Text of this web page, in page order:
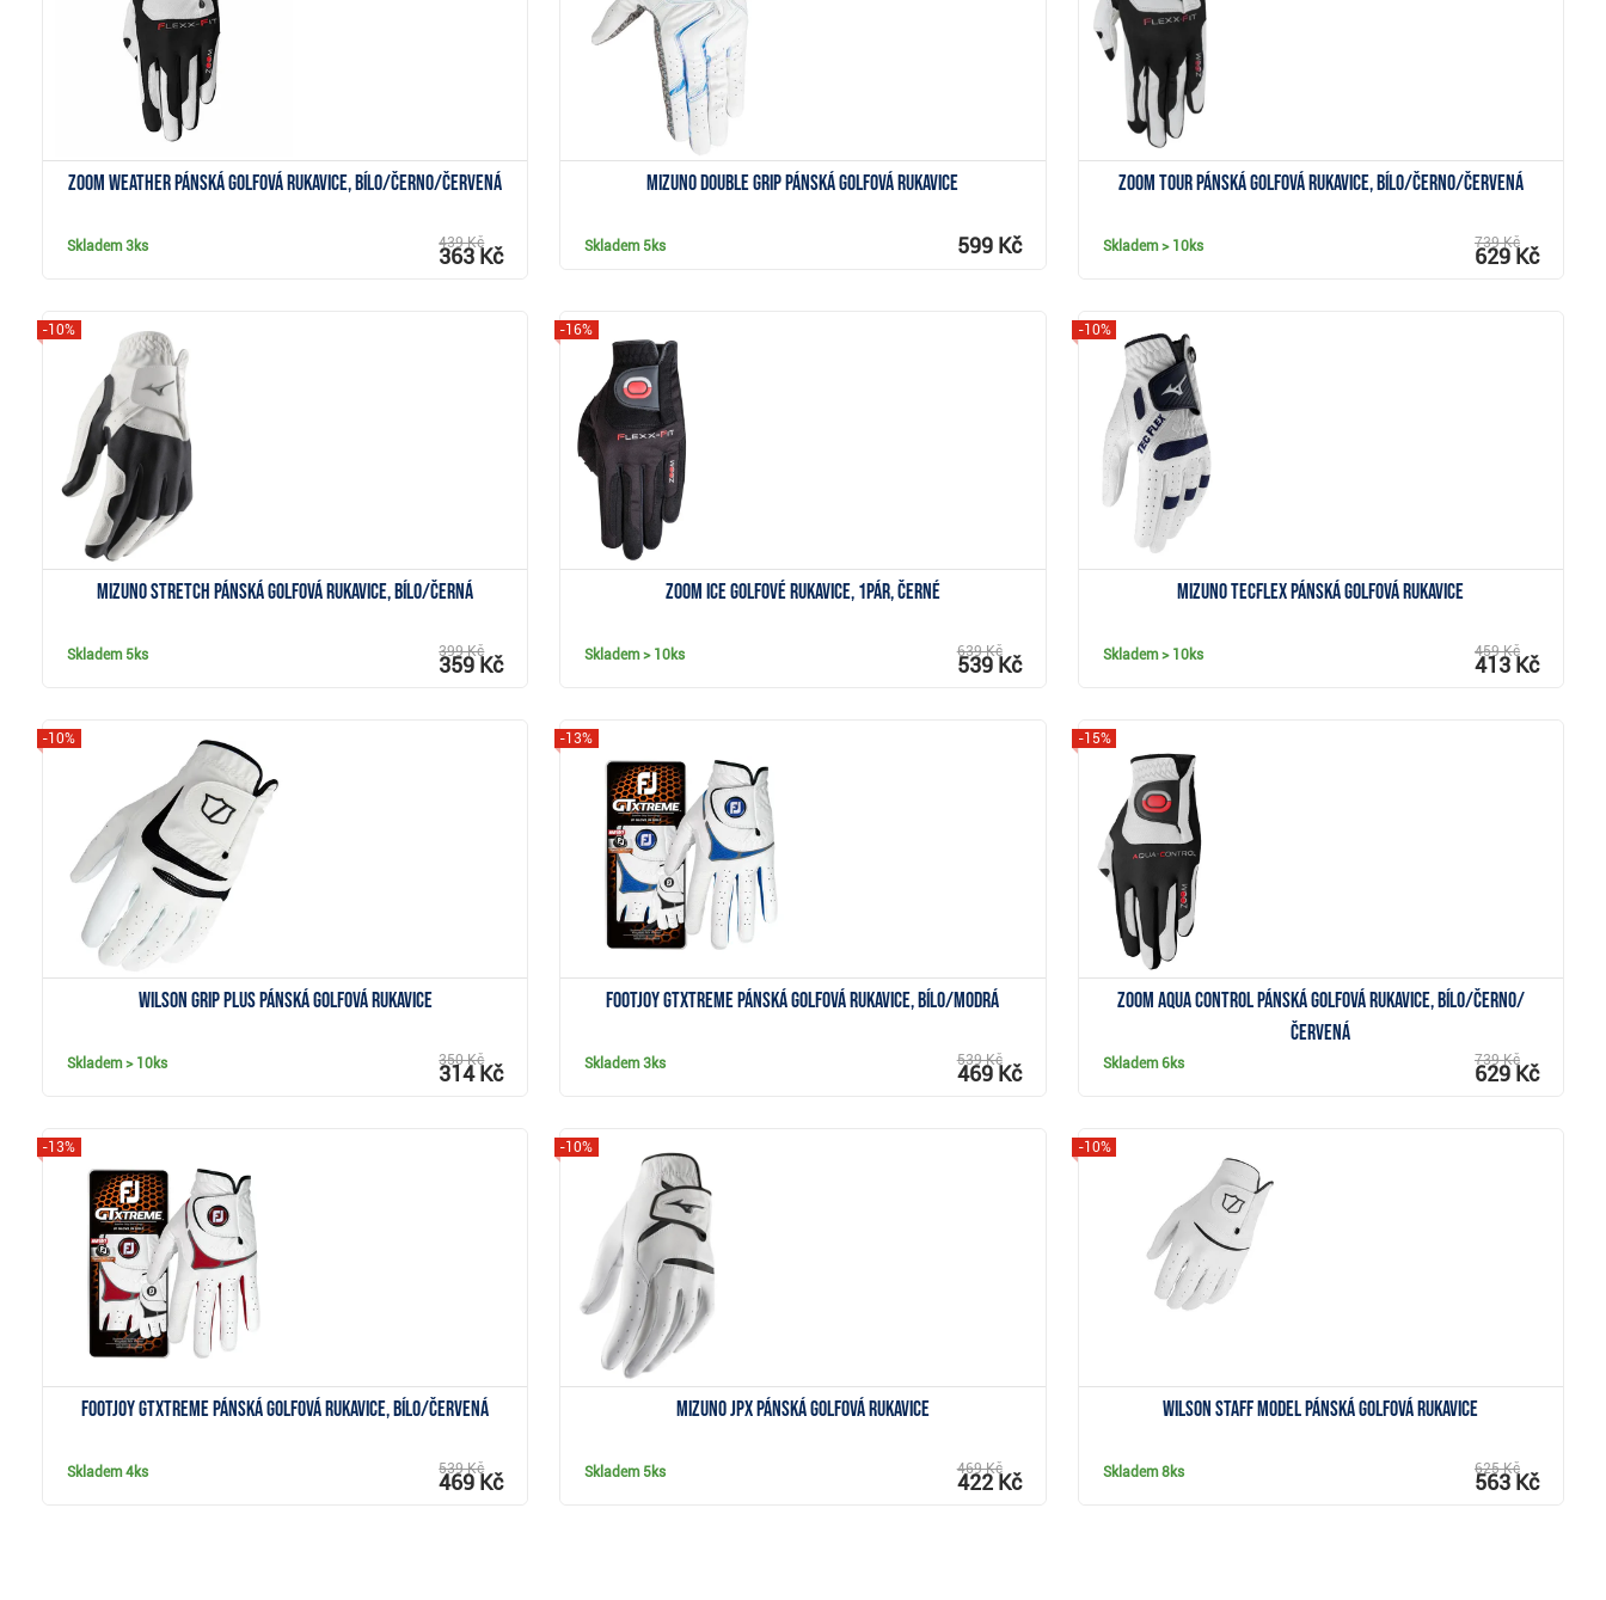
Zoom Weather pánská golfová rukavice, bílo/černo/červená
Skladem3ks 439 Kč
363 Kč
Mizuno Double Grip pánská golfová rukavice
Skladem 5ks 599 Kč
Zoom Tour pánská golfová rukavice, bílo/černo/červená
Skladem> 10ks 739 Kč
629 Kč
Mizuno Stretch pánská golfová rukavice, bílo/černá
-10%
Skladem 5ks 399 Kč
359 Kč
Zoom ICE golfové rukavice, 1pár, černé
-16%
Skladem> 10ks 639 Kč
539 Kč
Mizuno TecFlex pánská golfová rukavice
-10%
Skladem> 10ks 459 Kč
413 Kč
Wilson Grip Plus pánská golfová rukavice
-10%
Skladem> 10ks 350 Kč
314 Kč
Zobrazit
FootJoy GTxtreme pánská golfová rukavice, bílo/modrá
-13%
Skladem3ks 539 Kč
469 Kč
Zoom Aqua Control pánská golfová rukavice, bílo/černo/
červená
-15%
Skladem6ks 739 Kč
629 Kč
FootJoy GTxtreme pánská golfová rukavice, bílo/červená
-13%
Skladem4ks 539 Kč
469 Kč
Mizuno JPX pánská golfová rukavice
-10%
Skladem 5ks 469 Kč
422 Kč
Wilson Staff Model pánská golfová rukavice
-10%
Skladem8ks 625 Kč
563 Kč